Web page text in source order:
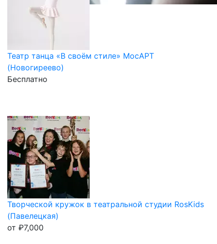
Театр танца «В своём стиле» МосАРТ
(Новогиреево)
Бесплатно
Творческой кружок в театральной студии RosKids
(Павелецкая)
от ₽7,000